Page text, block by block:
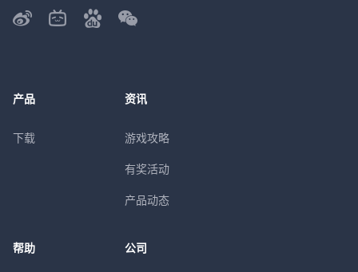
产品
下载
资讯
游戏攻略
有奖活动
产品动态
帮助 公司